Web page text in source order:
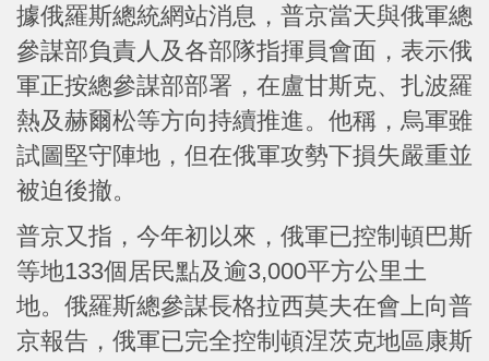
據俄羅斯總統網站消息，普京當天與俄軍總
參謀部負責人及各部隊指揮員會面，表示俄
軍正按總參謀部部署，在盧甘斯克、扎波羅
熱及赫爾松等方向持續推進。他稱，烏軍雖
試圖堅守陣地，但在俄軍攻勢下損失嚴重並
被迫後撤。
普京又指，今年初以來，俄軍已控制頓巴斯
等地133個居民點及逾3,000平方公里土
地。俄羅斯總參謀長格拉西莫夫在會上向普
京報告，俄軍已完全控制頓涅茨克地區康斯